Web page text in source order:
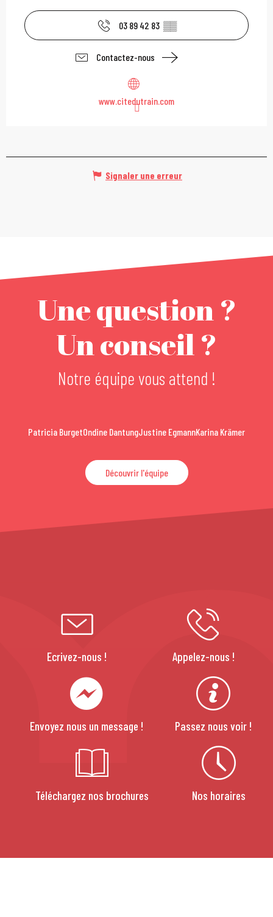
03 89 42 83 ▒▒
Contactez-nous
www.citedutrain.com
Signaler une erreur
Une question ?
Un conseil ?
Notre équipe vous attend !
Patricia BurgetOndine DantungJustine EgmannKarina Krämer
Découvrir l'équipe
Ecrivez-nous ! Appelez-nous !
Envoyez nous un message ! Passez nous voir !
Téléchargez nos brochures Nos horaires